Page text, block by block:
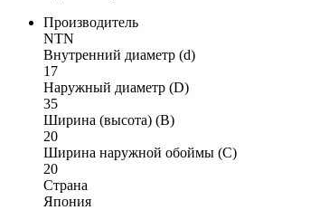
Производитель
NTN
Внутренний диаметр (d)
17
Наружный диаметр (D)
35
Ширина (высота) (B)
20
Ширина наружной обоймы (C)
20
Страна
Япония